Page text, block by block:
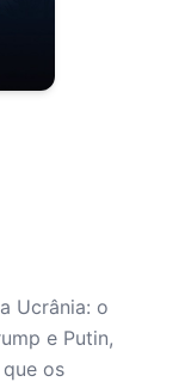
Ucrânia: o
e Putin,
os